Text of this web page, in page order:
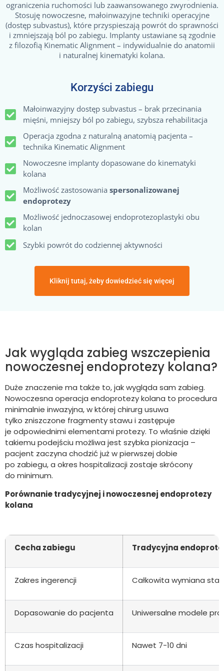
ograniczenia ruchomości lub zaawansowanego zwyrodnienia.
Stosuję nowoczesne, małoinwazyjne techniki operacyjne
(dostęp subvastus), które przyspieszają powrót do sprawności
i zmniejszają ból po zabiegu. Implanty ustawiane są zgodnie
z filozofią Kinematic Alignment – indywidualnie do anatomii
i naturalnej kinematyki kolana.
Korzyści zabiegu
Małoinwazyjny dostęp subvastus – brak przecinania
mięśni, mniejszy ból po zabiegu, szybsza rehabilitacja
Operacja zgodna z naturalną anatomią pacjenta –
technika Kinematic Alignment
Nowoczesne implanty dopasowane do kinematyki
kolana
Możliwość zastosowaniaspersonalizowanej
endoprotezy
Możliwość jednoczasowej endoprotezoplastyki obu
kolan
Szybki powrót do codziennej aktywności
Kliknij tutaj, żeby dowiedzieć się więcej
Jak wygląda zabieg wszczepienia
nowoczesnej endoprotezy kolana?
Duże znaczenie ma także to, jak wygląda sam zabieg.
Nowoczesna operacja endoprotezy kolana to procedura
minimalnie inwazyjna, w której chirurg usuwa
tylko zniszczone fragmenty stawu i zastępuje
je odpowiednimi elementami protezy. To właśnie dzięki
takiemu podejściu możliwa jest szybka pionizacja –
pacjent zaczyna chodzić już w pierwszej dobie
po zabiegu, a okres hospitalizacji zostaje skrócony
do minimum.
Porównanie tradycyjnej i nowoczesnej endoprotezy
kolana
Cecha zabiegu Tradycyjna
Zakres ingerencji Całkowita wymiana
Dopasowanie do pacjenta Uniwersalne modele
Czas hospitalizacji Nawet 7-10 dni